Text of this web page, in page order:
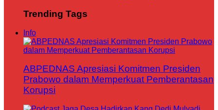
Trending Tags
Info
ABPEDNAS Apresiasi Komitmen Presiden
Prabowo dalam Memperkuat Pemberantasan
Korupsi